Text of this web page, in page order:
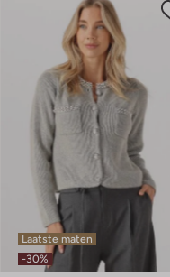
Laatste maten
-30%